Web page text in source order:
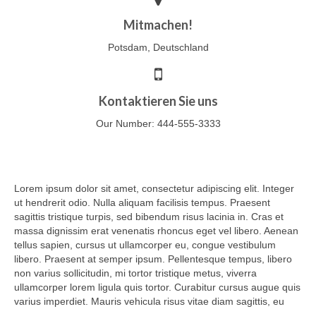
Mitmachen!
Potsdam, Deutschland
Kontaktieren Sie uns
Our Number: 444-555-3333
Lorem ipsum dolor sit amet, consectetur adipiscing elit. Integer
ut hendrerit odio. Nulla aliquam facilisis tempus. Praesent
sagittis tristique turpis, sed bibendum risus lacinia in. Cras et
massa dignissim erat venenatis rhoncus eget vel libero. Aenean
tellus sapien, cursus ut ullamcorper eu, congue vestibulum
libero. Praesent at semper ipsum. Pellentesque tempus, libero
non varius sollicitudin, mi tortor tristique metus, viverra
ullamcorper lorem ligula quis tortor. Curabitur cursus augue quis
varius imperdiet. Mauris vehicula risus vitae diam sagittis, eu